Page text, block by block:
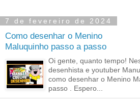
7 de fevereiro de 2024
Como desenhar o Menino
Maluquinho passo a passo
Oi gente, quanto tempo!
desenhista e youtuber
como desenhar o Menino
passo . Espero...